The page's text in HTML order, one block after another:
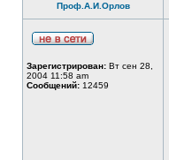
Проф.А.И.Орлов
Зарегистрирован: Вт сен 28,
2004 11:58 am
Сообщений: 12459